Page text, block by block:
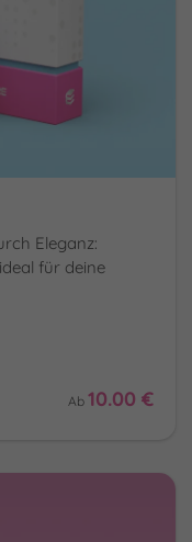
Eleganz:
für deine
Ab 10.00 €